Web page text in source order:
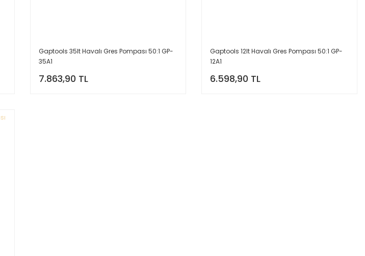
Gaptools 35lt Havalı Gres Pompası 50:1 GP-
35A1
7.863,90 TL
Gaptools 12lt Havalı Gres Pompası 50:1 GP-
12A1
6.598,90 TL